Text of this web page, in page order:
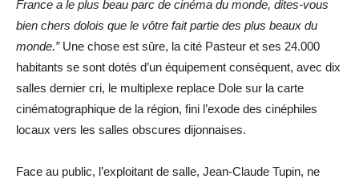
France a le plus beau parc de cinéma du monde, dites-vous
bien chers dolois que le vôtre fait partie des plus beaux du
monde.”Une chose est sûre, la cité Pasteur et ses 24.000
habitants se sont dotés d’un équipement conséquent, avec dix
salles dernier cri, le multiplexe replace Dole sur la carte
cinématographique de la région, fini l’exode des cinéphiles
locaux vers les salles obscures dijonnaises.
Face au public, l’exploitant de salle, Jean-Claude Tupin, ne